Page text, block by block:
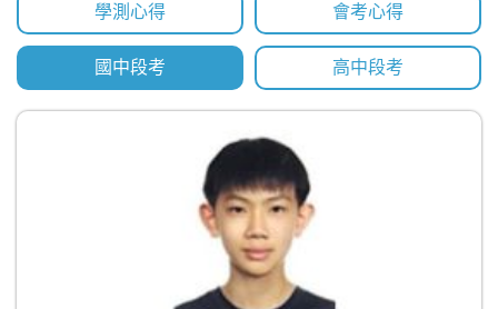
學測心得 會考心得
國中段考 高中段考